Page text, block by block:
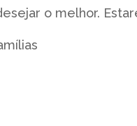
o melhor.